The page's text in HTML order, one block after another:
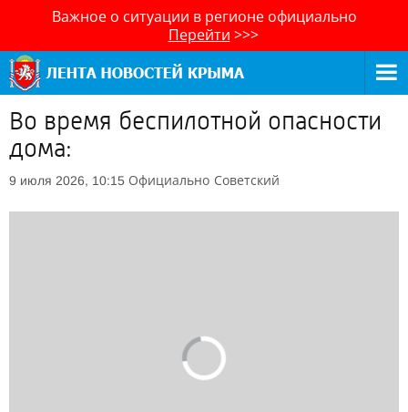
Важное о ситуации в регионе официально
Перейти >>>
Во время беспилотной опасности
дома:
9 июля 2026, 10:15 Официально Советский